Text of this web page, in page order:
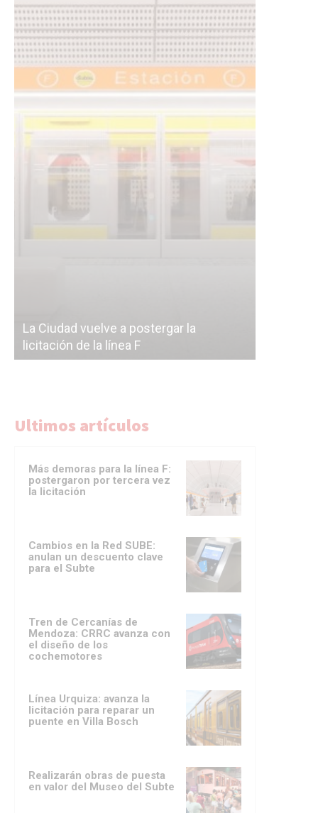
La Ciudad vuelve a postergar la
licitación de la línea F
Ultimos artículos
Más demoras para la línea F:
postergaron por tercera vez
la licitación
Cambios en la Red SUBE:
anulan un descuento clave
para el Subte
Tren de Cercanías de
Mendoza: CRRC avanza con
el diseño de los
cochemotores
Línea Urquiza: avanza la
licitación para reparar un
puente en Villa Bosch
Realizarán obras de puesta
en valor del Museo del Subte